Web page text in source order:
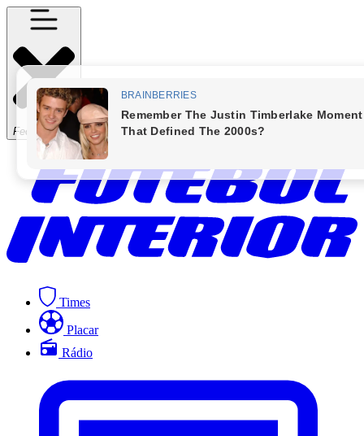
Fechar Menu
Times
Placar
Rádio